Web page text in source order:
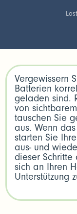
Vergewissern
Batterien
geladen sind.
von
tauschen Sie
aus. Wenn
starten Sie
aus- und
dieser Schritte
sich an Ihren
Unterstützung